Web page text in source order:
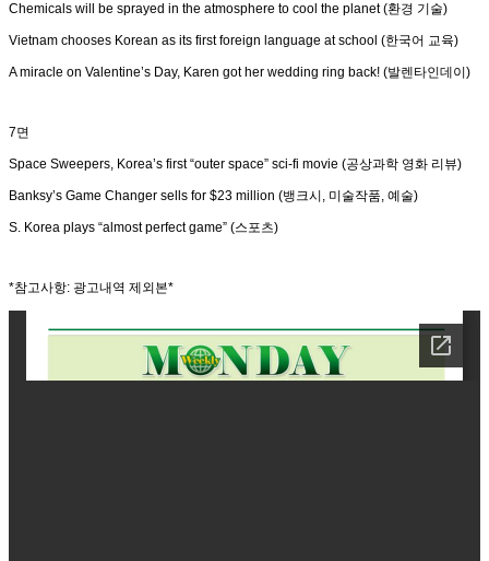
Chemicals will be sprayed in the atmosphere to cool the planet (환경 기술)
Vietnam chooses Korean as its first foreign language at school (한국어 교육)
A miracle on Valentine’s Day, Karen got her wedding ring back! (발렌타인데이)
7면
Space Sweepers, Korea’s first “outer space” sci-fi movie (공상과학 영화 리뷰)
Banksy’s Game Changer sells for $23 million (뱅크시, 미술작품, 예술)
S. Korea plays “almost perfect game” (스포츠)
*참고사항: 광고내역 제외본*